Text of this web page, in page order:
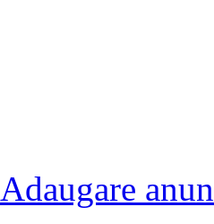
Adaugare